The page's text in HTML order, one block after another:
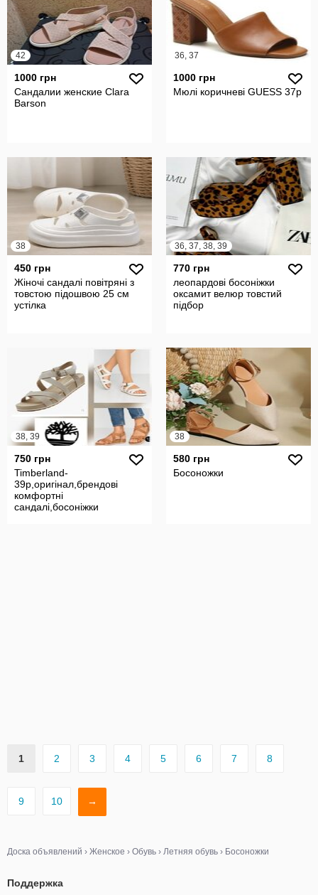
42
1000 грн
Сандалии женские Clara
Barson
36, 37
1000 грн
Мюлі коричневі GUESS 37р
38
450 грн
Жіночі сандалі повітряні з
товстою підошвою 25 см
устілка
36, 37, 38, 39
770 грн
леопардові босоніжки
оксамит велюр товстий
підбор
38, 39
750 грн
Timberland-
39p,оригінал,брендові
комфортні
сандалі,босоніжки
38
580 грн
Босоножки
1 2 3 4 5 6 7 8
9 10 →
Доска объявлений › Женское › Обувь › Летняя обувь › Босоножки
Поддержка